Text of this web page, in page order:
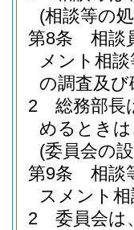
(相談等の
第8条
相談
メント相
の調査及
2
総務部長
めるとき
(委員会の
第9条
相談
スメント
2
委員会は